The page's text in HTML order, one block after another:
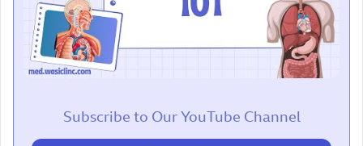
Subscribe to Our YouTube Channel